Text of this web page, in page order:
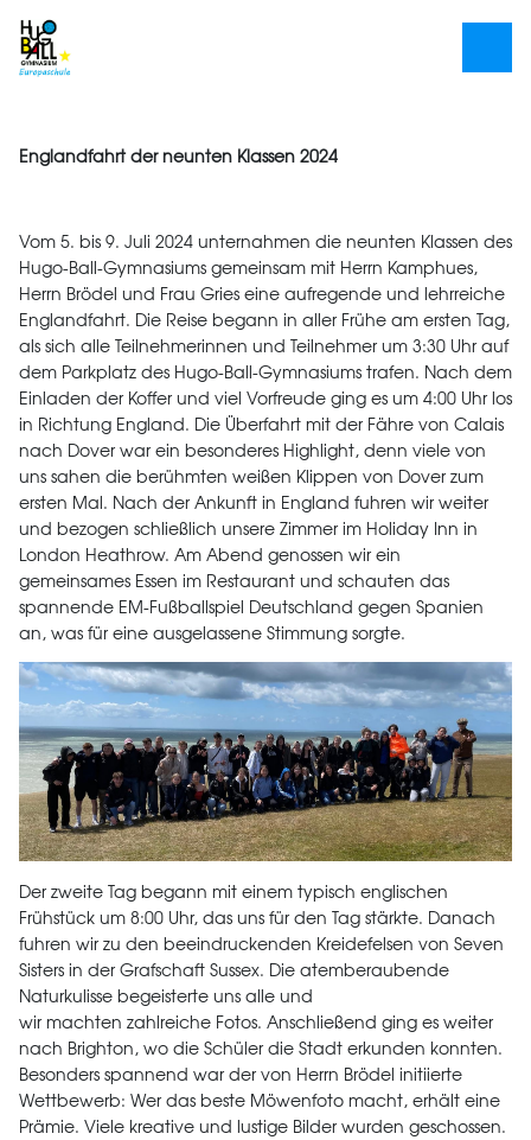
Englandfahrt der neunten Klassen 2024
Vom 5. bis 9. Juli 2024 unternahmen die neunten Klassen des
Hugo-Ball-Gymnasiums gemeinsam mit Herrn Kamphues,
Herrn Brödel und Frau Gries eine aufregende und lehrreiche
Englandfahrt. Die Reise begann in aller Frühe am ersten Tag,
als sich alle Teilnehmerinnen und Teilnehmer um 3:30 Uhr auf
dem Parkplatz des Hugo-Ball-Gymnasiums trafen. Nach dem
Einladen der Koffer und viel Vorfreude ging es um 4:00 Uhr los
in Richtung England. Die Überfahrt mit der Fähre von Calais
nach Dover war ein besonderes Highlight, denn viele von
uns sahen die berühmten weißen Klippen von Dover zum
ersten Mal. Nach der Ankunft in England fuhren wir weiter
und bezogen schließlich unsere Zimmer im Holiday Inn in
London Heathrow. Am Abend genossen wir ein
gemeinsames Essen im Restaurant und schauten das
spannende EM-Fußballspiel Deutschland gegen Spanien
an, was für eine ausgelassene Stimmung sorgte.
Der zweite Tag begann mit einem typisch englischen
Frühstück um 8:00 Uhr, das uns für den Tag stärkte. Danach
fuhren wir zu den beeindruckenden Kreidefelsen von Seven
Sisters in der Grafschaft Sussex. Die atemberaubende
Naturkulisse begeisterte uns alle und
wir machten zahlreiche Fotos. Anschließend ging es weiter
nach Brighton, wo die Schüler die Stadt erkunden konnten.
Besonders spannend war der von Herrn Brödel initiierte
Wettbewerb: Wer das beste Möwenfoto macht, erhält eine
Prämie. Viele kreative und lustige Bilder wurden geschossen.